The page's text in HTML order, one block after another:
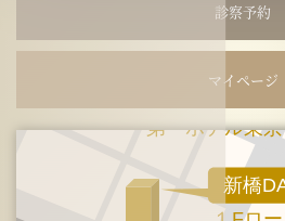
診察予約
マイページ